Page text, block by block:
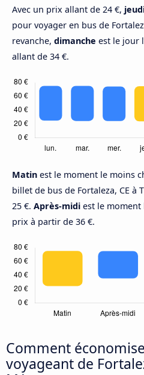
Avec un prix allant de 24 €,
pour voyager en bus de
revanche, dimanche est le jour
allant de 34 €.
Matin est le moment le moins
billet de bus de Fortaleza, CE à
25 €. Après-midi est le moment
prix à partir de 36 €.
Comment
voyageant de